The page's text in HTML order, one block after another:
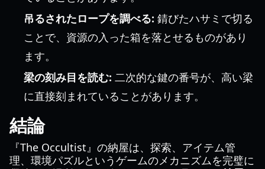
吊るされたロープを調べる: 錆びたハサミで切る
ことで、資源の入った箱を落とせるものがあり
ます。
梁の刻み目を読む: 二次的な鍵の番号が、高い梁
に直接刻まれていることがあります。
結論
『The Occultist』の納屋は、探索、アイテム管
理、環境パズルというゲームのメカニズムを完璧に